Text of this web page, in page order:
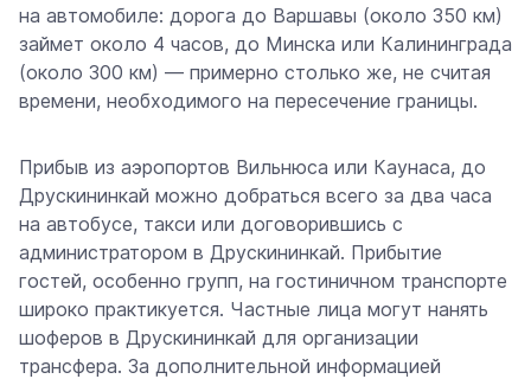
на автомобиле: дорога до Варшавы (около 350 км)
займет около 4 часов, до Минска или Калининграда
(около 300 км) — примерно столько же, не считая
времени, необходимого на пересечение границы.
Прибыв из аэропортов Вильнюса или Каунаса, до
Друскининкай можно добраться всего за два часа
на автобусе, такси или договорившись с
администратором в Друскининкай. Прибытие
гостей, особенно групп, на гостиничном транспорте
широко практикуется. Частные лица могут нанять
шоферов в Друскининкай для организации
трансфера. За дополнительной информацией